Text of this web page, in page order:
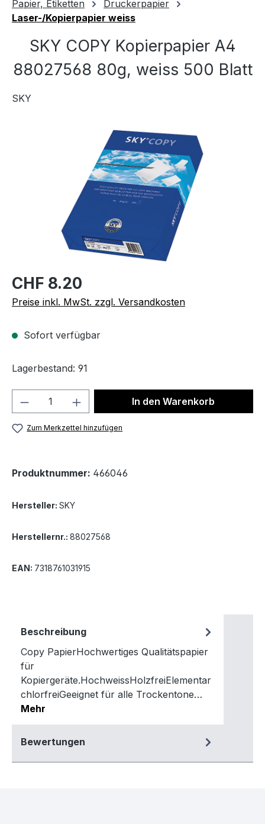
Papier, Etiketten
Druckerpapier
Laser-/Kopierpapier weiss
SKY COPY Kopierpapier A4
88027568 80g, weiss 500 Blatt
SKY
Bildergalerie überspringen
CHF 8.20
Preise inkl. MwSt. zzgl. Versandkosten
Sofort verfügbar
Lagerbestand: 91
Produkt Anzahl: Gib denIn den Warenkorb
Zum Merkzettel hinzufügen
Produktnummer: 466046
Hersteller: SKY
Herstellernr.: 88027568
EAN: 7318761031915
Beschreibung
Copy PapierHochwertiges Qualitätspapier
für
Kopiergeräte.HochweissHolzfreiElementar
chlorfreiGeeignet für alle Trockentone…
Mehr
Bewertungen